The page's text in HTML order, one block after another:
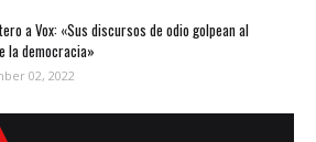
a Vox: «Sus discursos de odio golpean al
la democracia»
02, 2022